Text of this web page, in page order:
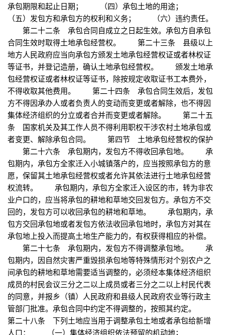
承包期限和起止日期； （四）承包土地的用途；
（五）发包方和承包方的权利和义务； （六）违约责任。
第二十二条 承包合同自成立之日起生效。承包方自承包
合同生效时取得土地承包经营权。 第二十三条 县级以上
地方人民政府应当向承包方颁发土地承包经营权证或者林权证
等证书，并登记造册，确认土地承包经营权。 颁发土地承
包经营权证或者林权证等证书，除按规定收取证书工本费外，
不得收取其他费用。 第二十四条 承包合同生效后，发包
方不得因承办人或者负责人的变动而变更或者解除，也不得因
集体经济组织的分立或者合并而变更或者解除。 第二十五
条 国家机关及其工作人员不得利用职权干涉农村土地承包或
者变更、解除承包合同。 第四节 土地承包经营权的保护
第二十六条 承包期内，发包方不得收回承包地。 承
包期内，承包方全家迁入小城镇落户的，应当按照承包方的意
愿，保留其土地承包经营权或者允许其依法进行土地承包经营
权流转。 承包期内，承包方全家迁入设区的市，转为非农
业户口的，应当将承包的耕地和草地交回发包方。承包方不交
回的，发包方可以收回承包的耕地和草地。 承包期内，承
包方交回承包地或者发包方依法收回承包地时，承包方对其在
承包地上投入而提高土地生产能力的，有权获得相应的补偿。
第二十七条 承包期内，发包方不得调整承包地。 承
包期内，因自然灾害严重毁损承包地等特殊情形对个别农户之
间承包的耕地和草地需要适当调整的，必须经本集体经济组织
成员的村民会议三分之二以上成员或者三分之二以上村民代表
的同意，并报乡（镇）人民政府和县级人民政府农业等行政主
管部门批准。承包合同中约定不得调整的，按照其约定。
第二十八条 下列土地应当用于调整承包土地或者承包给新增
人口： （一）集体经济组织依法预留的机动地；